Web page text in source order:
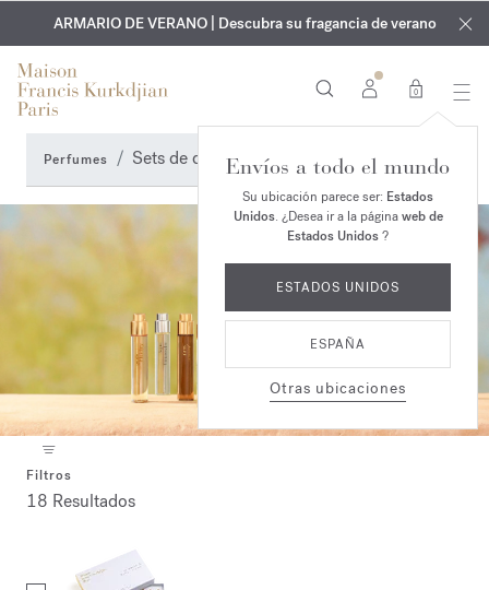
EXCLUSIVO | Descubra la nueva fragancia OUD
velvet mood
en su pedido*
GRABADO GRATUITO | En todas las fragancias y aceites
corporales hasta el 9 de agosto
ARMARIO DE VERANO | Descubra su fragancia de verano
0
Envíos a todo el mundo
Su ubicación parece ser: Estados
Unidos. ¿Desea ir a la páginaweb de
Estados Unidos?
ESTADOS UNIDOS
ESPAÑA
Otras ubicaciones
Perfumes Sets de descubrimiento
Filtros
18 Resultados